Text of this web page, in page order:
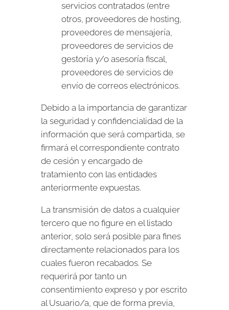
servicios contratados (entre
otros, proveedores de hosting,
proveedores de mensajería,
proveedores de servicios de
gestoría y/o asesoría fiscal,
proveedores de servicios de
envío de correos electrónicos.
Debido a la importancia de garantizar
la seguridad y confidencialidad de la
información que será compartida, se
firmará el correspondiente contrato
de cesión y encargado de
tratamiento con las entidades
anteriormente expuestas.
La transmisión de datos a cualquier
tercero que no figure en el listado
anterior, solo será posible para fines
directamente relacionados para los
cuales fueron recabados. Se
requerirá por tanto un
consentimiento expreso y por escrito
al Usuario/a, que de forma previa,